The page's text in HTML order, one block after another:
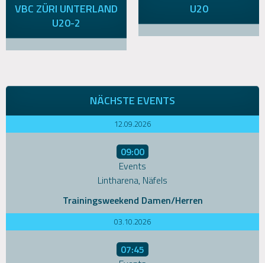
VBC ZÜRI UNTERLAND
U20-2
U20
NÄCHSTE EVENTS
12.09.2026
09:00
Events
Lintharena, Näfels
Trainingsweekend Damen/Herren
03.10.2026
07:45